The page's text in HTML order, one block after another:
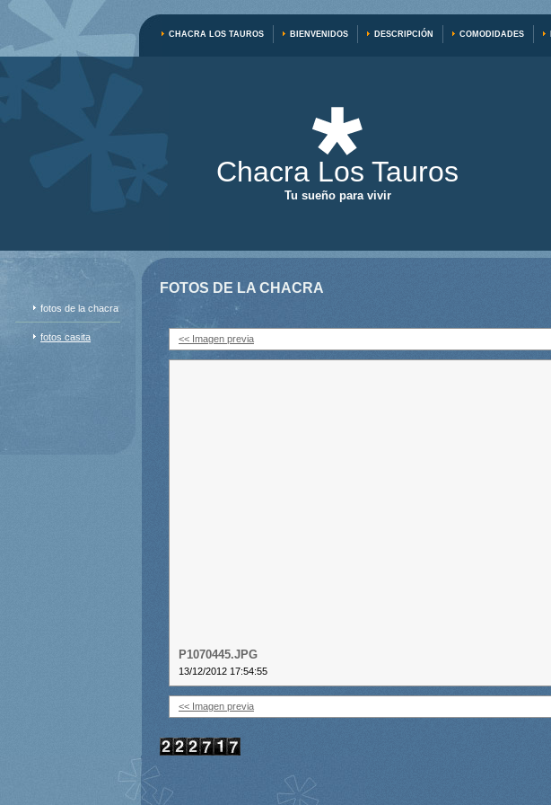
CHACRA LOS TAUROS BIENVENIDOS DESCRIPCIÓN COMODIDADES
Chacra Los Tauros
Tu sueño para vivir
fotos de la chacra
fotos casita
FOTOS DE LA CHACRA
<< Imagen previa
P1070445.JPG
13/12/2012 17:54:55
<< Imagen previa